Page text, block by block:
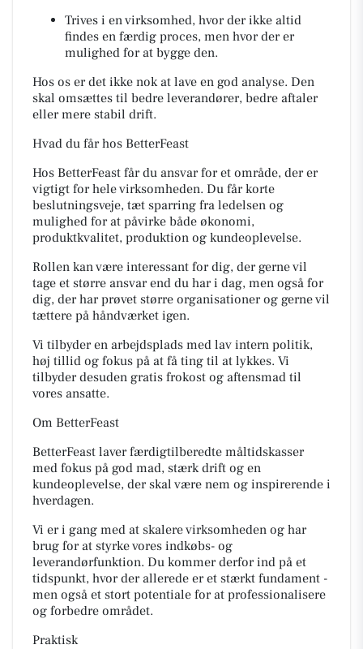
Trives i en virksomhed, hvor der ikke altid
findes en færdig proces, men hvor der er
mulighed for at bygge den.
Hos os er det ikke nok at lave en god analyse. Den
skal omsættes til bedre leverandører, bedre aftaler
eller mere stabil drift.
Hvad du får hos BetterFeast
Hos BetterFeast får du ansvar for et område, der er
vigtigt for hele virksomheden. Du får korte
beslutningsveje, tæt sparring fra ledelsen og
mulighed for at påvirke både økonomi,
produktkvalitet, produktion og kundeoplevelse.
Rollen kan være interessant for dig, der gerne vil
tage et større ansvar end du har i dag, men også for
dig, der har prøvet større organisationer og gerne vil
tættere på håndværket igen.
Vi tilbyder en arbejdsplads med lav intern politik,
høj tillid og fokus på at få ting til at lykkes. Vi
tilbyder desuden gratis frokost og aftensmad til
vores ansatte.
Om BetterFeast
BetterFeast laver færdigtilberedte måltidskasser
med fokus på god mad, stærk drift og en
kundeoplevelse, der skal være nem og inspirerende i
hverdagen.
Vi er i gang med at skalere virksomheden og har
brug for at styrke vores indkøbs- og
leverandørfunktion. Du kommer derfor ind på et
tidspunkt, hvor der allerede er et stærkt fundament -
men også et stort potentiale for at professionalisere
og forbedre området.
Praktisk